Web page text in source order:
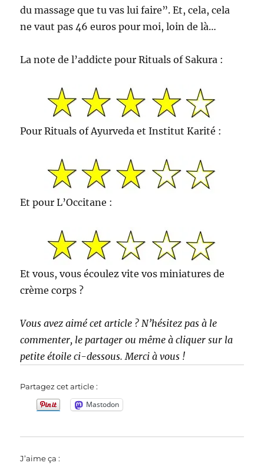
du massage que tu vas lui faire”. Et, cela, cela
ne vaut pas 46 euros pour moi, loin de là…
La note de l’addicte pour Rituals of Sakura :
Pour Rituals of Ayurveda et Institut Karité :
Et pour L’Occitane :
Et vous, vous écoulez vite vos miniatures de
crème corps ?
Vous avez aimé cet article ? N’hésitez pas à le
commenter, le partager ou même à cliquer sur la
petite étoile ci-dessous. Merci à vous !
Partagez cet article :
Mastodon
J’aime ça :